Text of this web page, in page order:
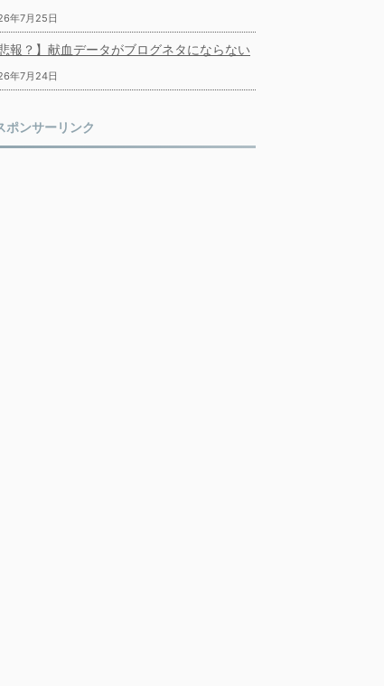
年7月25日
悲報？】献血データがブログネタにならない
年7月24日
ポンサーリンク